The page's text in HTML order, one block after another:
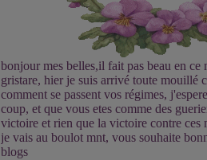
bonjour mes belles,il fait pas beau en ce
gristare, hier je suis arrivé toute mouillé
comment se passent vos régimes,
coup, et que vous etes comme des
victoire et rien que la victoire contre ces
je vais au boulot mnt, vous souhaite
blogs